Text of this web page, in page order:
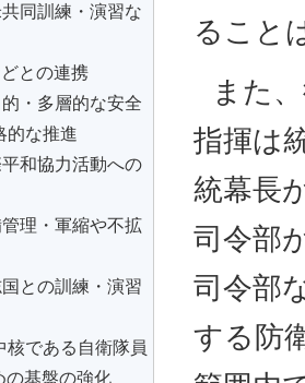
同訓練・演習な
との連携
・多層的な安全
的な推進
和協力活動への
理・軍縮や不拡
との訓練・演習
である自衛隊員
の基盤の強化
ること
また
指揮は
統幕長
司令部
司令部
する防